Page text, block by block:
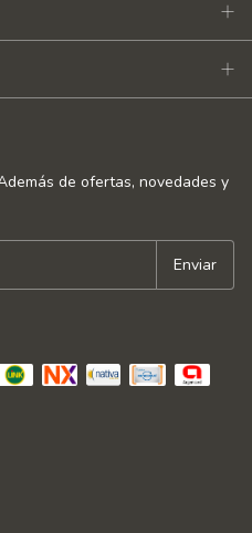
de ofertas, novedades y